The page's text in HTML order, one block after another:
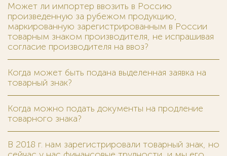
Может ли импортер ввозить в Россию
произведенную за рубежом продукцию,
маркированную зарегистрированным в России
товарным знаком производителя, не испрашивая
согласие производителя на ввоз?
Когда может быть подана выделенная заявка на
товарный знак?
Когда можно подать документы на продление
товарного знака?
В 2018 г. нам зарегистрировали товарный знак, но